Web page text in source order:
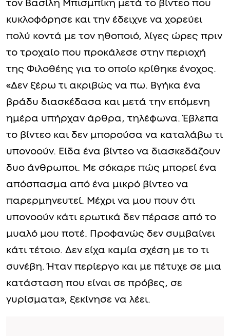
τον Βασίλη Μπισμπίκη μετά το βίντεο που
κυκλοφόρησε και την έδειχνε να χορεύει
πολύ κοντά με τον ηθοποιό, λίγες ώρες πριν
το τροχαίο που προκάλεσε στην περιοχή
της Φιλοθέης για το οποίο κρίθηκε ένοχος.
«Δεν ξέρω τι ακριβώς να πω. Βγήκα ένα
βράδυ διασκέδασα και μετά την επόμενη
ημέρα υπήρχαν άρθρα, τηλέφωνα. Έβλεπα
το βίντεο και δεν μπορούσα να καταλάβω τι
υπονοούν. Είδα ένα βίντεο να διασκεδάζουν
δυο άνθρωποι. Με σόκαρε πώς μπορεί ένα
απόσπασμα από ένα μικρό βίντεο να
παρερμηνευτεί. Μέχρι να μου πουν ότι
υπονοούν κάτι ερωτικά δεν πέρασε από το
μυαλό μου ποτέ. Προφανώς δεν συμβαίνει
κάτι τέτοιο. Δεν είχα καμία σχέση με το τι
συνέβη. Ήταν περίεργο και με πέτυχε σε μια
κατάσταση που είναι σε πρόβες, σε
γυρίσματα», ξεκίνησε να λέει.